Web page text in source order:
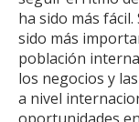
ha sido más
sido más
población
los negocios y
a nivel